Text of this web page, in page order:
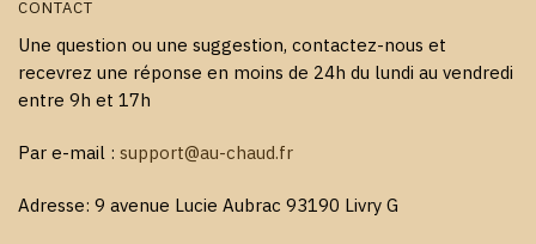
CONTACT
Une question ou une suggestion, contactez-nous et
recevrez une réponse en moins de 24h du lundi au vendredi
entre 9h et 17h
Par e-mail : support@au-chaud.fr
Adresse: 9 avenue Lucie Aubrac 93190 Livry G